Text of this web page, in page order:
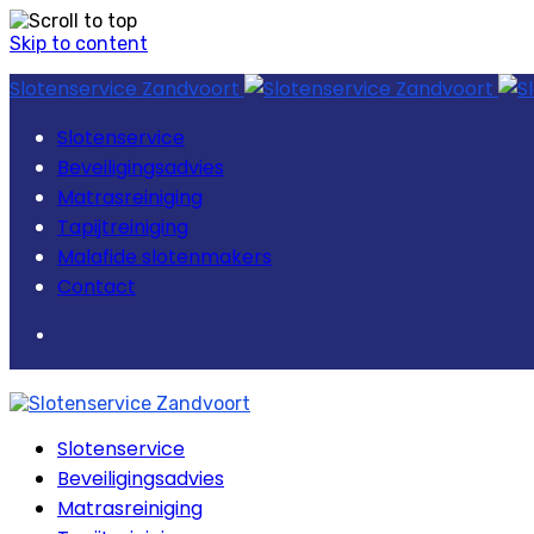
Skip to content
Slotenservice Zandvoort
Slotenservice
Beveiligingsadvies
Matrasreiniging
Tapijtreiniging
Malafide slotenmakers
Contact
Slotenservice
Beveiligingsadvies
Matrasreiniging